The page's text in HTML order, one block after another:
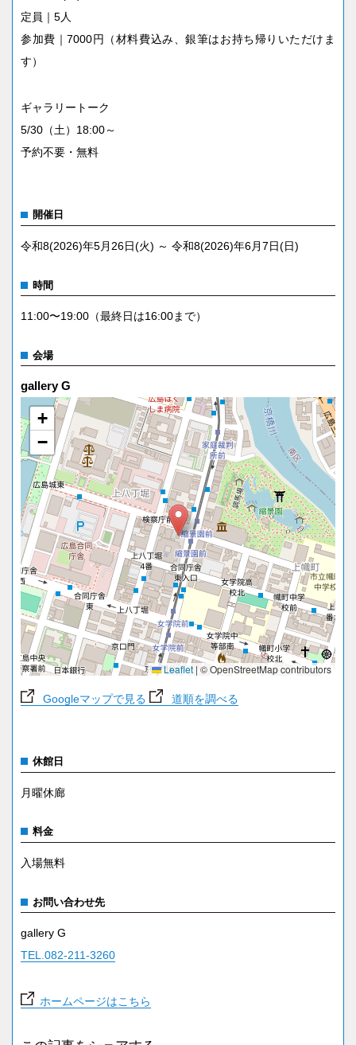
定員｜5人
参加費｜7000円（材料費込み、銀筆はお持ち帰りいただけま
す）
ギャラリートーク
5/30（土）18:00～
予約不要・無料
開催日
令和8(2026)年5月26日(火) ～ 令和8(2026)年6月7日(日)
時間
11:00〜19:00（最終日は16:00まで）
会場
gallery G
+
−
Leaflet | © OpenStreetMap contributors
Googleマップで見る 道順を調べる
休館日
月曜休廊
料金
入場無料
お問い合わせ先
gallery G
TEL.082-211-3260
ホームページはこちら